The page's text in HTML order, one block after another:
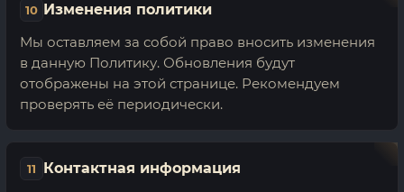
10 Изменения политики
Мы оставляем за собой право вносить изменения
в данную Политику. Обновления будут
отображены на этой странице. Рекомендуем
проверять её периодически.
11 Контактная информация